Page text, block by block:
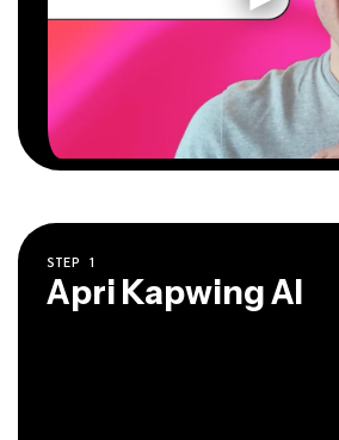
STEP 1
Apri Kapwing AI